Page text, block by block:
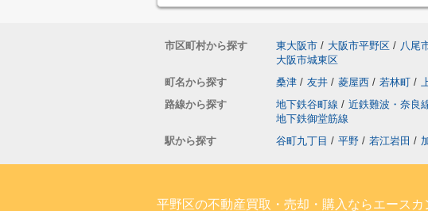
市区町村から探す 東大阪市 / 大阪市平野区 / 八尾
大阪市城東区
町名から探す
桑津 / 友井 / 菱屋西 / 若林町 /
路線から探す
地下鉄谷町線 / 近鉄難波・奈良
地下鉄御堂筋線
駅から探す
谷町九丁目 / 平野 / 若江岩田 /
平野区の不動産買取・売却・購入ならエースカ